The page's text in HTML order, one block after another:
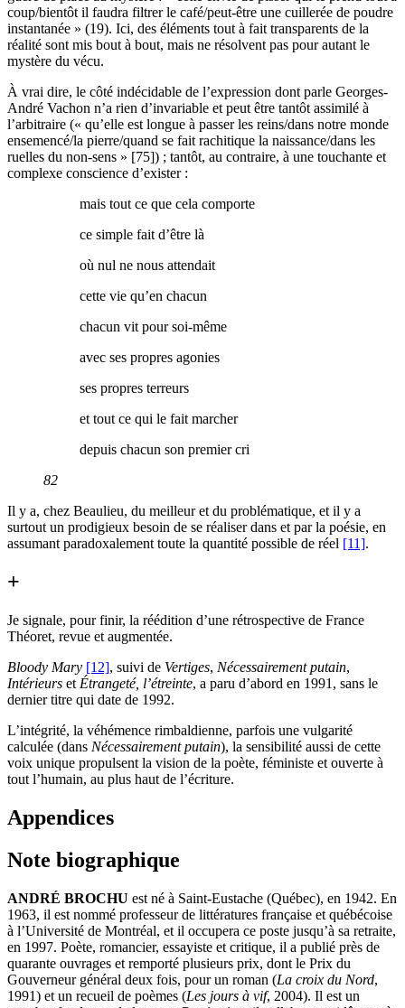
coup/bientôt il faudra filtrer le café/peut-être une cuillerée de poudre
instantanée » (19). Ici, des éléments tout à fait transparents de la
réalité sont mis bout à bout, mais ne résolvent pas pour autant le
mystère du vécu.
À vrai dire, le côté indécidable de l’expression dont parle Georges-
André Vachon n’a rien d’invariable et peut être tantôt assimilé à
l’arbitraire (« qu’elle est longue à passer les reins/dans notre monde
ensemencé/la pierre/quand se fait rachitique la naissance/dans les
ruelles du non-sens » [75]) ; tantôt, au contraire, à une touchante et
complexe conscience d’exister :
mais tout ce que cela comporte
ce simple fait d’être là
où nul ne nous attendait
cette vie qu’en chacun
chacun vit pour soi-même
avec ses propres agonies
ses propres terreurs
et tout ce qui le fait marcher
depuis chacun son premier cri
82
Il y a, chez Beaulieu, du meilleur et du problématique, et il y a
surtout un prodigieux besoin de se réaliser dans et par la poésie, en
assumant paradoxalement toute la quantité possible de réel [11].
+
Je signale, pour finir, la réédition d’une rétrospective de France
Théoret, revue et augmentée.
Bloody Mary [12], suivi de Vertiges, Nécessairement putain,
Intérieurs et Étrangeté, l’étreinte, a paru d’abord en 1991, sans le
dernier titre qui date de 1992.
L’intégrité, la véhémence rimbaldienne, parfois une vulgarité
calculée (dans Nécessairement putain), la sensibilité aussi de cette
voix unique propulsent la vision de la poète, féministe et ouverte à
tout l’humain, au plus haut de l’écriture.
Appendices
Note biographique
ANDRÉ BROCHU est né à Saint-Eustache (Québec), en 1942. En
1963, il est nommé professeur de littératures française et québécoise
à l’Université de Montréal, et il occupera ce poste jusqu’à sa retraite,
en 1997. Poète, romancier, essayiste et critique, il a publié près de
quarante ouvrages et remporté plusieurs prix, dont le Prix du
Gouverneur général deux fois, pour un roman (La croix du Nord,
1991) et un recueil de poèmes (Les jours à vif, 2004). Il est un